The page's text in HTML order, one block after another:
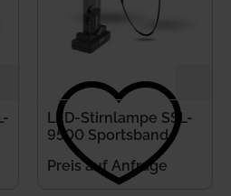
LED-Stirnlampe SSL-
9500 Sportsband
Preis auf Anfrage